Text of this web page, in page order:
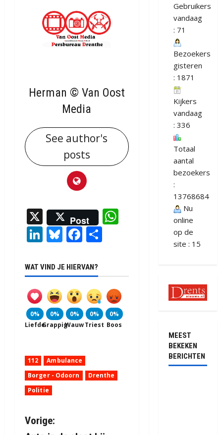
Herman © Van Oost
Media
See author's
posts
X Post
WhatsApp
LinkedIn
Bluesky
Facebook
WAT VIND JE HIERVAN?
0%
Liefde
0%
Grappig
0%
Wauw
0%
Triest
0%
Boos
112
Ambulance
Borger - Odoorn
Drenthe
Politie
B
Vorige:
Gebruikers
vandaag
: 71
Bezoekers
gisteren
: 1871
Kijkers
vandaag
: 336
Totaal
aantal
bezoekers
:
13768684
Nu
online
op de
site : 15
MEEST
BEKEKEN
BERICHTEN